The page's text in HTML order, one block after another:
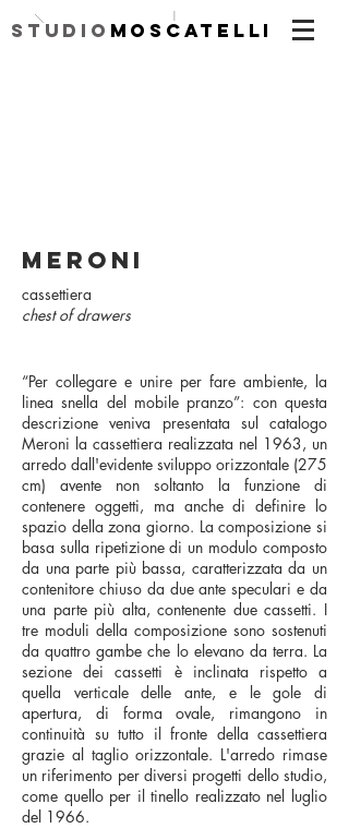
Studio Moscatelli
meroni
cassettiera
chest of drawers
“Per collegare e unire per fare ambiente, la
linea snella del mobile pranzo”: con questa
descrizione veniva presentata sul catalogo
Meroni la cassettiera realizzata nel 1963, un
arredo dall'evidente sviluppo orizzontale (275
cm) avente non soltanto la funzione di
contenere oggetti, ma anche di definire lo
spazio della zona giorno. La composizione si
basa sulla ripetizione di un modulo composto
da una parte più bassa, caratterizzata da un
contenitore chiuso da due ante speculari e da
una parte più alta, contenente due cassetti. I
tre moduli della composizione sono sostenuti
da quattro gambe che lo elevano da terra. La
sezione dei cassetti è inclinata rispetto a
quella verticale delle ante, e le gole di
apertura, di forma ovale, rimangono in
continuità su tutto il fronte della cassettiera
grazie al taglio orizzontale. L'arredo rimase
un riferimento per diversi progetti dello studio,
come quello per il tinello realizzato nel luglio
del 1966.